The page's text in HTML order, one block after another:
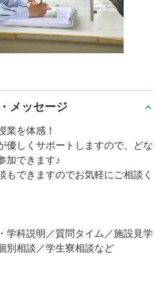
メッセージ
業を体感！
優しくサポートしますので、どな
加できます♪
もできますのでお気軽にご相談く
学科説明／質問タイム／施設見学
別相談／学生寮相談など